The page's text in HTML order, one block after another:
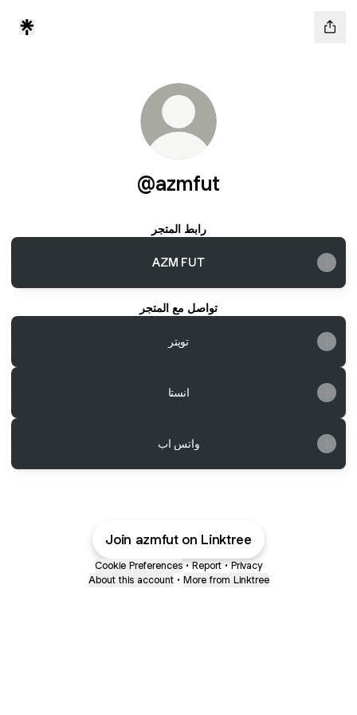
@azmfut
رابط المتجر
AZM FUT
تواصل مع المتجر
تويتر
انستا
واتس اب
Join azmfut on Linktree
Cookie Preferences • Report • Privacy
About this account • More from Linktree